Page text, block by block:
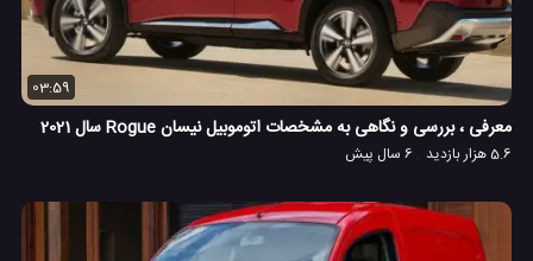
03:59
معرفی ، بررسی و نگاهی به مشخصات اتوموبیل نیسان Rogue سال 2021
5.6 هزار بازدید 6 سال پیش